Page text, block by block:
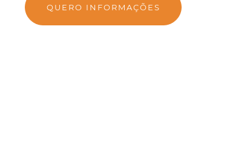
QUERO INFORMAÇÕES